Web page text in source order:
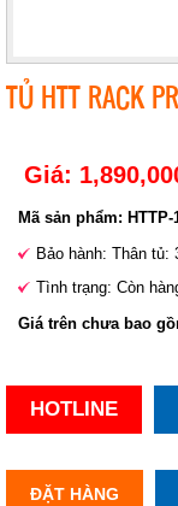
TỦ HTT RACK
Giá:
Mã sản phẩm: HTTP-
Bảo hành: Thân tủ:
Tình trạng: Còn
Giá trên chưa bao
HOTLINE
ĐẶT HÀNG